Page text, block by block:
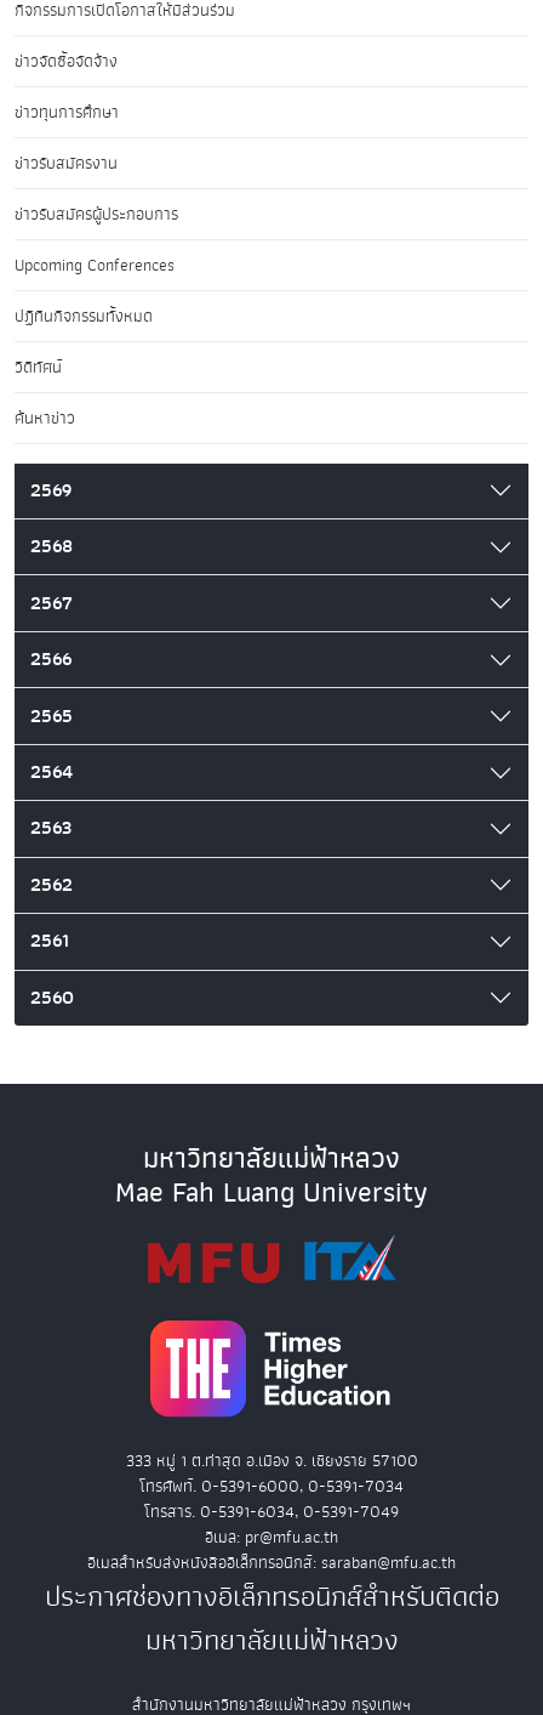
กิจกรรมการเปิดโอกาสให้มีส่วนร่วม
ข่าวจัดซื้อจัดจ้าง
ข่าวทุนการศึกษา
ข่าวรับสมัครงาน
ข่าวรับสมัครผู้ประกอบการ
Upcoming Conferences
ปฏิทินกิจกรรมทั้งหมด
วิดีทัศน์
ค้นหาข่าว
2569
2568
2567
2566
2565
2564
2563
2562
2561
2560
มหาวิทยาลัยแม่ฟ้าหลวง
Mae Fah Luang University
333 หมู่ 1 ต.ท่าสุด อ.เมือง จ. เชียงราย 57100
โทรศัพท์. 0-5391-6000, 0-5391-7034
โทรสาร. 0-5391-6034, 0-5391-7049
อีเมล: pr@mfu.ac.th
อีเมลสำหรับส่งหนังสืออิเล็กทรอนิกส์: saraban@mfu.ac.th
ประกาศช่องทางอิเล็กทรอนิกส์สำหรับติดต่อ
มหาวิทยาลัยแม่ฟ้าหลวง
สำนักงานมหาวิทยาลัยแม่ฟ้าหลวง กรุงเทพฯ